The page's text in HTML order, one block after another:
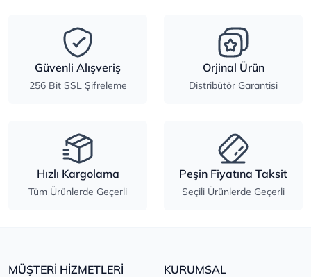
Güvenli Alışveriş
256 Bit SSL Şifreleme
Orjinal Ürün
Distribütör Garantisi
Hızlı Kargolama
Tüm Ürünlerde Geçerli
Peşin Fiyatına Taksit
Seçili Ürünlerde Geçerli
MÜŞTERİ HİZMETLERİ KURUMSAL